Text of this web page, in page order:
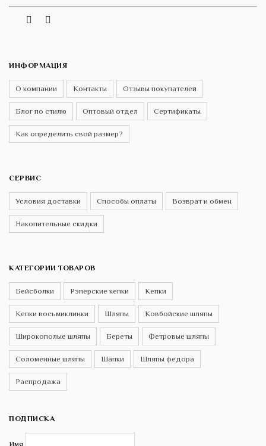
Telegram
ИНФОРМАЦИЯ
О компании Контакты Отзывы покупателей
Блог по стилю Оптовый отдел Сертификаты
Как определить свой размер?
СЕРВИС
Условия доставки Способы оплаты Возврат и обмен
Накопительные скидки
КАТЕГОРИИ ТОВАРОВ
Бейсболки Рэперские кепки Кепки
Кепки восьмиклинки Шляпы Ковбойские шляпы
Широкополые шляпы Береты Фетровые шляпы
Соломенные шляпы Шапки Шляпы федора
Распродажа
ПОДПИСКА
Имя